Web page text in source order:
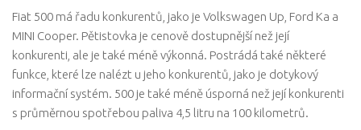
Fiat 500 má řadu konkurentů, jako je Volkswagen Up, Ford Ka a
MINI Cooper. Pětistovka je cenově dostupnější než její
konkurenti, ale je také méně výkonná. Postrádá také některé
funkce, které lze nalézt u jeho konkurentů, jako je dotykový
informační systém. 500 je také méně úsporná než její konkurenti
s průměrnou spotřebou paliva 4,5 litru na 100 kilometrů.